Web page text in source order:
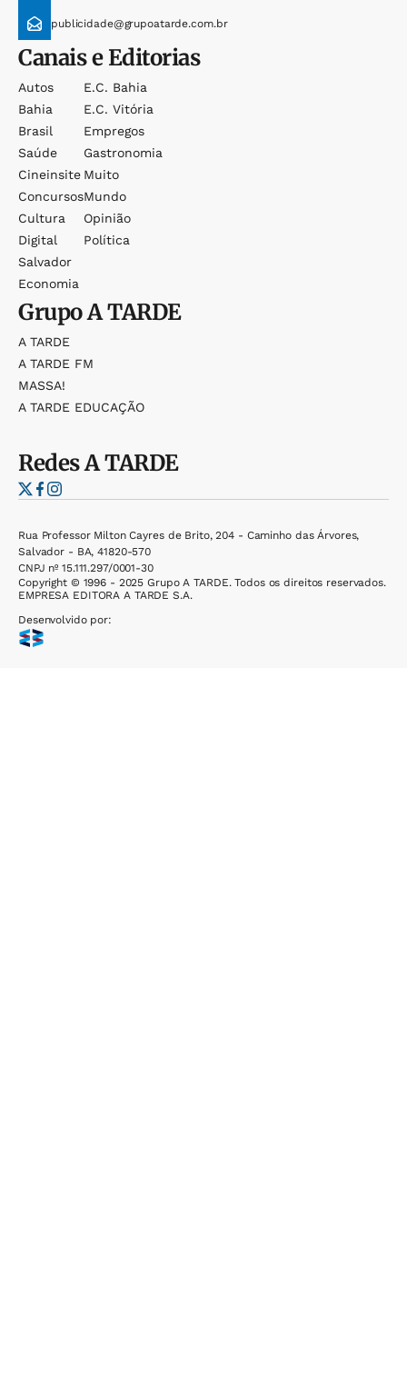
publicidade@grupoatarde.com.br
Canais e Editorias
Autos
Bahia
Brasil
Saúde
Cineinsite
Concursos
Cultura
Digital
Salvador
Economia
E.c. Bahia
E.c. Vitória
Empregos
Gastronomia
Muito
Mundo
Opinião
Política
GrupoA TARDE
A TARDE
A TARDE FM
MASSA!
A TARDE EDUCAÇÃO
RedesA TARDE
Rua Professor Milton Cayres de Brito, 204 - Caminho das Árvores,
Salvador - BA, 41820-570
CNPJ nº 15.111.297/0001-30
Copyright © 1996 - 2025 Grupo A TARDE. Todos os direitos reservados.
EMPRESA EDITORA A TARDE S.A.
Desenvolvido por: